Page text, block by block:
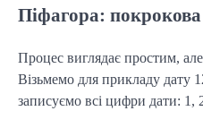
Піфагора: покрокова
Процес виглядає простим,
Візьмемо для прикладу дату
записуємо всі цифри дати: 1,